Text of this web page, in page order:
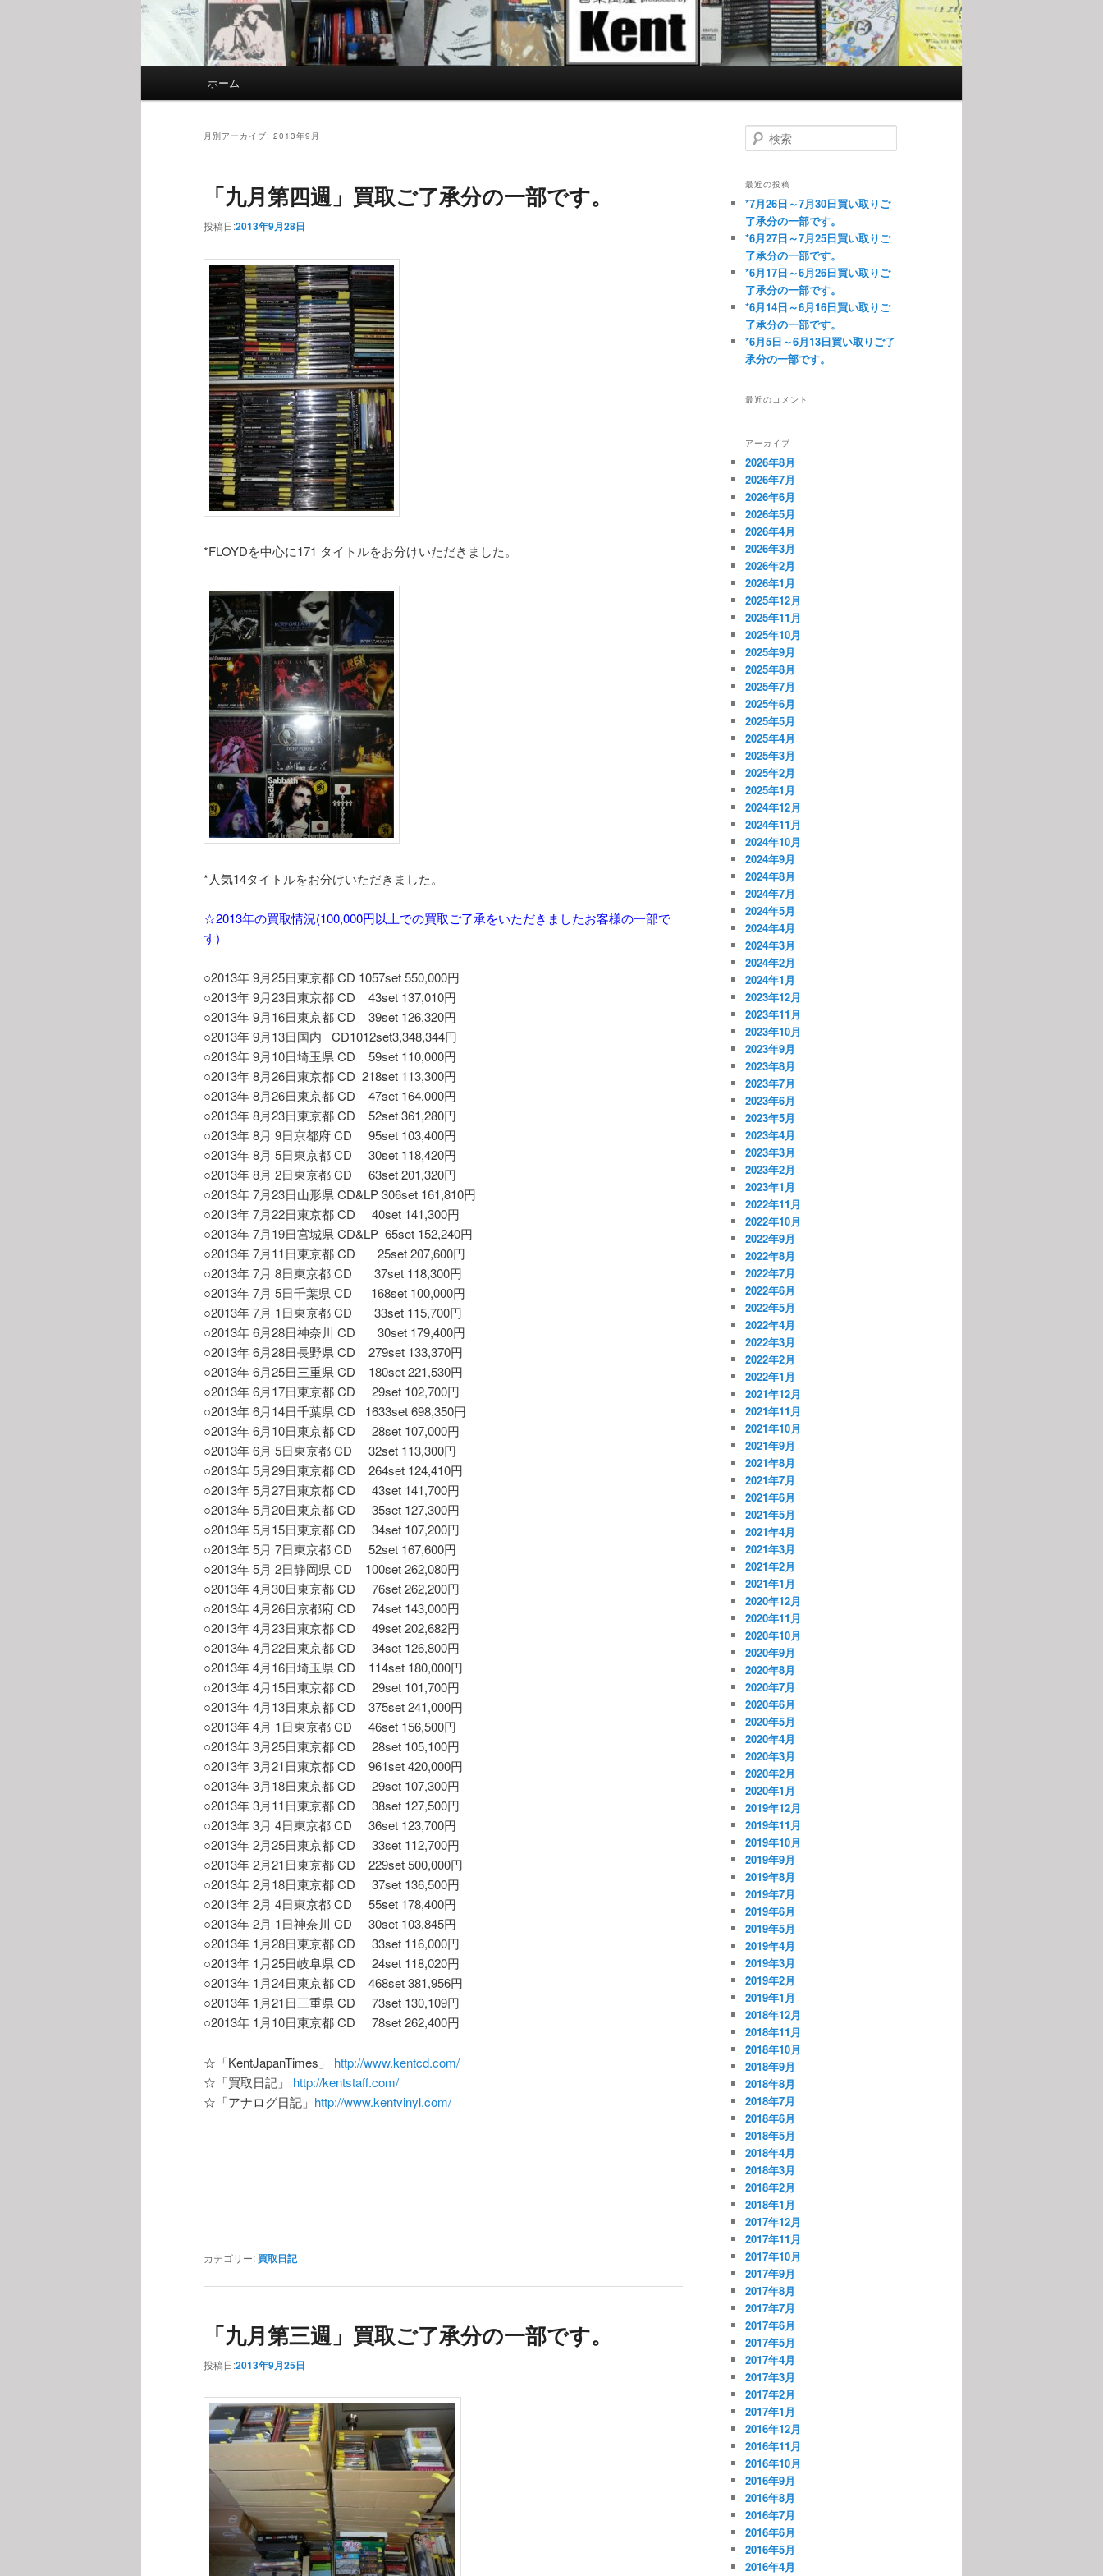
メインコンテンツへ移動
サブコンテンツへ移動
ホーム
月別アーカイブ: 2013年9月
「九月第四週」買取ご了承分の一部です。
投稿日:2013年9月28日
*FLOYDを中心に171 タイトルをお分けいただきました。
*人気14タイトルをお分けいただきました。
☆2013年の買取情況(100,000円以上での買取ご了承をいただきましたお客様の一部で
す)
○2013年 9月25日東京都 CD 1057set 550,000円
○2013年 9月23日東京都 CD 43set 137,010円
○2013年 9月16日東京都 CD 39set 126,320円
○2013年 9月13日国内 CD1012set3,348,344円
○2013年 9月10日埼玉県 CD 59set 110,000円
○2013年 8月26日東京都 CD 218set 113,300円
○2013年 8月26日東京都 CD 47set 164,000円
○2013年 8月23日東京都 CD 52set 361,280円
○2013年 8月 9日京都府 CD 95set 103,400円
○2013年 8月 5日東京都 CD 30set 118,420円
○2013年 8月 2日東京都 CD 63set 201,320円
○2013年 7月23日山形県 CD&LP 306set 161,810円
○2013年 7月22日東京都 CD 40set 141,300円
○2013年 7月19日宮城県 CD&LP 65set 152,240円
○2013年 7月11日東京都 CD 25set 207,600円
○2013年 7月 8日東京都 CD 37set 118,300円
○2013年 7月 5日千葉県 CD 168set 100,000円
○2013年 7月 1日東京都 CD 33set 115,700円
○2013年 6月28日神奈川 CD 30set 179,400円
○2013年 6月28日長野県 CD 279set 133,370円
○2013年 6月25日三重県 CD 180set 221,530円
○2013年 6月17日東京都 CD 29set 102,700円
○2013年 6月14日千葉県 CD 1633set 698,350円
○2013年 6月10日東京都 CD 28set 107,000円
○2013年 6月 5日東京都 CD 32set 113,300円
○2013年 5月29日東京都 CD 264set 124,410円
○2013年 5月27日東京都 CD 43set 141,700円
○2013年 5月20日東京都 CD 35set 127,300円
○2013年 5月15日東京都 CD 34set 107,200円
○2013年 5月 7日東京都 CD 52set 167,600円
○2013年 5月 2日静岡県 CD 100set 262,080円
○2013年 4月30日東京都 CD 76set 262,200円
○2013年 4月26日京都府 CD 74set 143,000円
○2013年 4月23日東京都 CD 49set 202,682円
○2013年 4月22日東京都 CD 34set 126,800円
○2013年 4月16日埼玉県 CD 114set 180,000円
○2013年 4月15日東京都 CD 29set 101,700円
○2013年 4月13日東京都 CD 375set 241,000円
○2013年 4月 1日東京都 CD 46set 156,500円
○2013年 3月25日東京都 CD 28set 105,100円
○2013年 3月21日東京都 CD 961set 420,000円
○2013年 3月18日東京都 CD 29set 107,300円
○2013年 3月11日東京都 CD 38set 127,500円
○2013年 3月 4日東京都 CD 36set 123,700円
○2013年 2月25日東京都 CD 33set 112,700円
○2013年 2月21日東京都 CD 229set 500,000円
○2013年 2月18日東京都 CD 37set 136,500円
○2013年 2月 4日東京都 CD 55set 178,400円
○2013年 2月 1日神奈川 CD 30set 103,845円
○2013年 1月28日東京都 CD 33set 116,000円
○2013年 1月25日岐阜県 CD 24set 118,020円
○2013年 1月24日東京都 CD 468set 381,956円
○2013年 1月21日三重県 CD 73set 130,109円
○2013年 1月10日東京都 CD 78set 262,400円
☆「KentJapanTimes」 http://www.kentcd.com/
☆「買取日記」 http://kentstaff.com/
☆「アナログ日記」 http://www.kentvinyl.com/
カテゴリー: 買取日記
「九月第三週」買取ご了承分の一部です。
投稿日:2013年9月25日
検索
最近の投稿
*7月26日～7月30日買い取りご
了承分の一部です。
*6月27日～7月25日買い取りご
了承分の一部です。
*6月17日～6月26日買い取りご
了承分の一部です。
*6月14日～6月16日買い取りご
了承分の一部です。
*6月5日～6月13日買い取りご了
承分の一部です。
最近のコメント
アーカイブ
2026年8月
2026年7月
2026年6月
2026年5月
2026年4月
2026年3月
2026年2月
2026年1月
2025年12月
2025年11月
2025年10月
2025年9月
2025年8月
2025年7月
2025年6月
2025年5月
2025年4月
2025年3月
2025年2月
2025年1月
2024年12月
2024年11月
2024年10月
2024年9月
2024年8月
2024年7月
2024年5月
2024年4月
2024年3月
2024年2月
2024年1月
2023年12月
2023年11月
2023年10月
2023年9月
2023年8月
2023年7月
2023年6月
2023年5月
2023年4月
2023年3月
2023年2月
2023年1月
2022年11月
2022年10月
2022年9月
2022年8月
2022年7月
2022年6月
2022年5月
2022年4月
2022年3月
2022年2月
2022年1月
2021年12月
2021年11月
2021年10月
2021年9月
2021年8月
2021年7月
2021年6月
2021年5月
2021年4月
2021年3月
2021年2月
2021年1月
2020年12月
2020年11月
2020年10月
2020年9月
2020年8月
2020年7月
2020年6月
2020年5月
2020年4月
2020年3月
2020年2月
2020年1月
2019年12月
2019年11月
2019年10月
2019年9月
2019年8月
2019年7月
2019年6月
2019年5月
2019年4月
2019年3月
2019年2月
2019年1月
2018年12月
2018年11月
2018年10月
2018年9月
2018年8月
2018年7月
2018年6月
2018年5月
2018年4月
2018年3月
2018年2月
2018年1月
2017年12月
2017年11月
2017年10月
2017年9月
2017年8月
2017年7月
2017年6月
2017年5月
2017年4月
2017年3月
2017年2月
2017年1月
2016年12月
2016年11月
2016年10月
2016年9月
2016年8月
2016年7月
2016年6月
2016年5月
2016年4月